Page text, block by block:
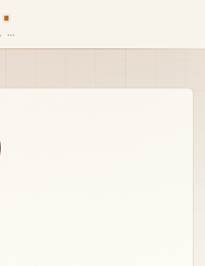
数据、增长、读书、旅行、带娃、搞 AI